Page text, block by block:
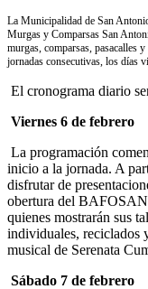
La Municipalidad de San
Murgas y Comparsas San
murgas, comparsas, pasacalles
jornadas consecutivas, los días
El cronograma diario
Viernes 6 de febrero
La programación
inicio a la jornada. A
disfrutar de
obertura del BAFOSAN
quienes mostrarán sus
individuales, reciclados
musical de Serenata
Sábado 7 de febrero